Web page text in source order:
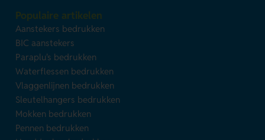
Populaire artikelen
Aanstekers bedrukken
BIC aanstekers
Paraplu's bedrukken
Waterflessen bedrukken
Vlaggenlijnen bedrukken
Sleutelhangers bedrukken
Mokken bedrukken
Pennen bedrukken